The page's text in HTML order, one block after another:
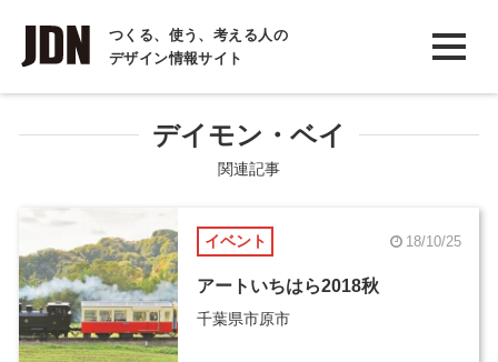
つくる、使う、考える人の
デザイン情報サイト
INTERVIEW
インタビュー
REPORT
コラム
デイモン・ベイ
関連記事
イベント 18/10/25
アートいちはら2018秋
千葉県市原市